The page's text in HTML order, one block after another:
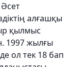
алғашқы
қылмыс
1997 жылғы
ол тек 18 бап